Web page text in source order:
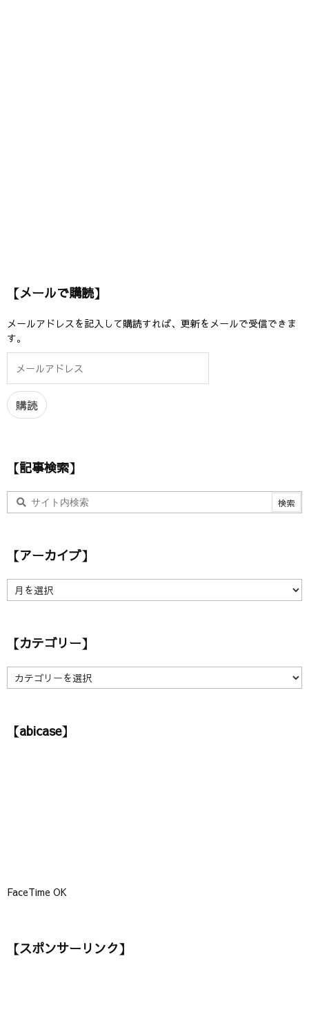
【メールで購読】
メールアドレスを記入して購読すれば、更新をメールで受信できま
す。
ル
ア
ド
購読
【記事検索】
【アーカイブ】
ア
イ【カテゴリー】
【
カ
リ【abicase】
FaceTime OK
【スポンサーリンク】